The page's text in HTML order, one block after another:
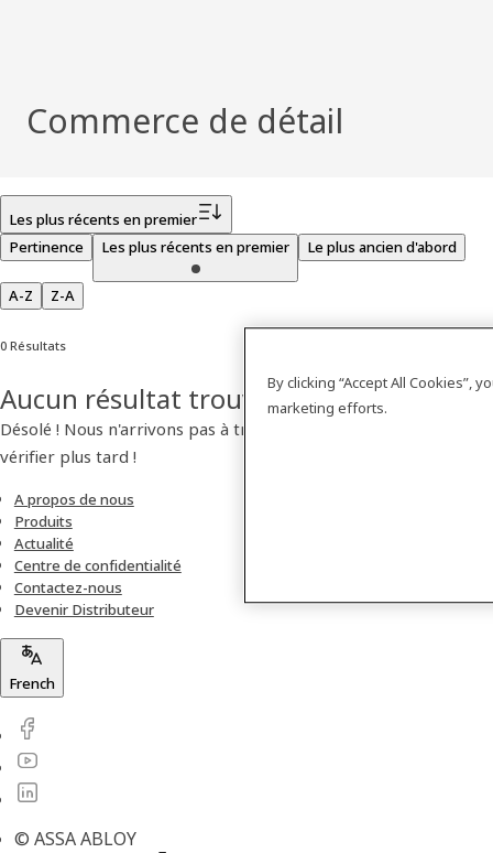
Commerce de détail
Les plus récents en premier
Pertinence
Les plus récents en premier Le plus ancien d'abord
A-Z Z-A
0 Résultats
Aucun résultat trouvé
Désolé ! Nous n'arrivons pas à trouver de produit. Veuillez
vérifier plus tard !
A propos de nous
Produits
Actualité
Centre de confidentialité
Contactez-nous
Devenir Distributeur
French
© ASSA ABLOY
By clicking “Accept All Cookies”,
marketing efforts.